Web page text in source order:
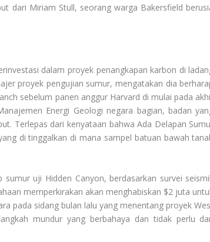
dari Miriam Stull, seorang warga Bakersfield
dalam proyek penangkapan karbon di
proyek pengujian sumur, mengatakan dia
sebelum panen anggur Harvard di mulai pada
Energi Geologi negara bagian, badan
Terlepas dari kenyataan bahwaAda Delapan
di tinggalkan di mana sampel batuan bawah
uji Hidden Canyon, berdasarkan survei
memperkirakan akan menghabiskan $2 juta
pada sidang bulan lalu yang menentang proyek
mundur yang berbahaya dan tidak perlu